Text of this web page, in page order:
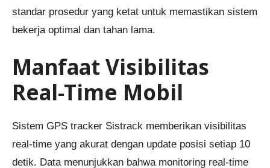
standar prosedur yang ketat untuk memastikan sistem
bekerja optimal dan tahan lama.
Manfaat Visibilitas
Real-Time Mobil
Sistem GPS tracker Sistrack memberikan visibilitas
real-time yang akurat dengan update posisi setiap 10
detik. Data menunjukkan bahwa monitoring real-time